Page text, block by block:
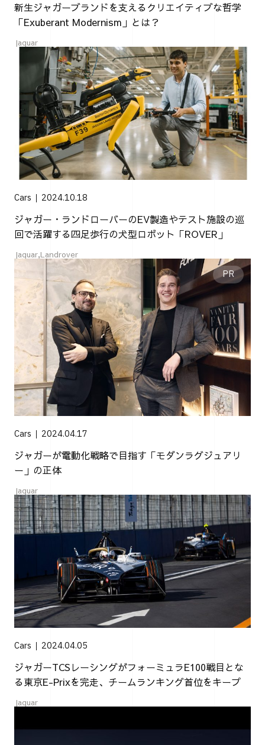
新生ジャガーブランドを支えるクリエイティブな哲学
「Exuberant Modernism」とは？
Jaguar
Cars 2024.10.18
ジャガー・ランドローバーのEV製造やテスト施設の巡
回で活躍する四足歩行の犬型ロボット「ROVER」
Jaguar Landrover
Cars 2024.04.17
ジャガーが電動化戦略で目指す「モダンラグジュアリ
ー」の正体
Jaguar
Cars 2024.04.05
ジャガーTCSレーシングがフォーミュラE100戦目とな
る東京E-Prixを完走、チームランキング首位をキープ
Jaguar